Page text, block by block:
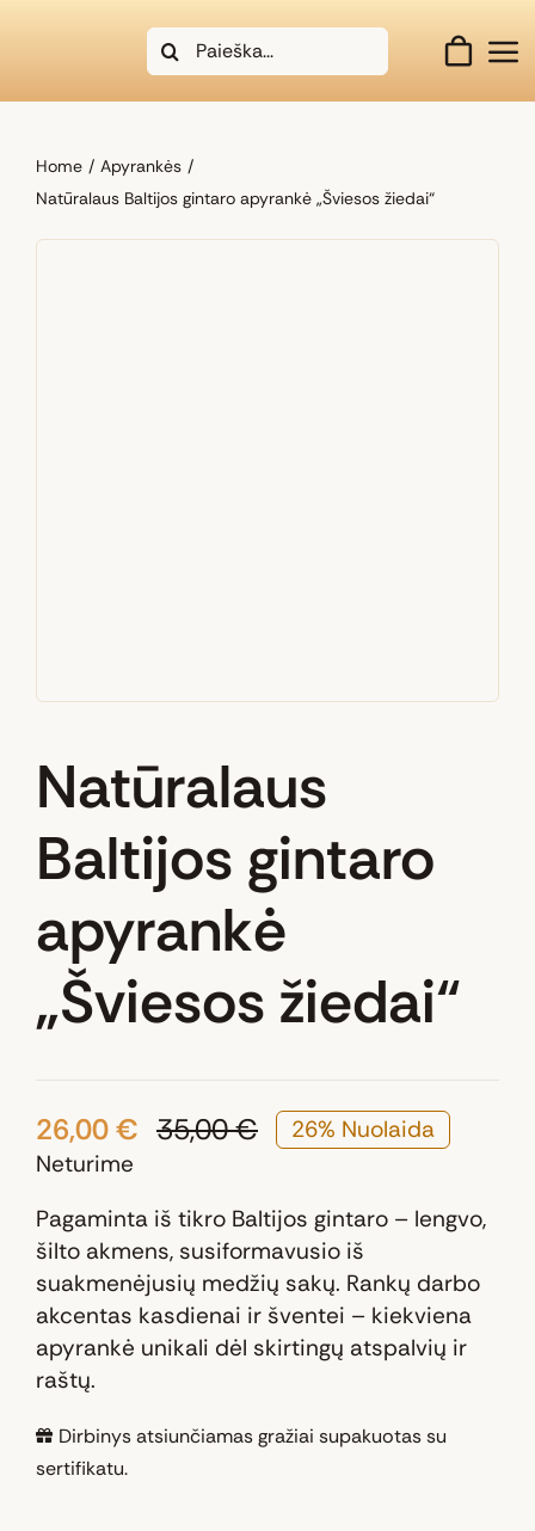
Search
for:
Home
Apyrankės
Natūralaus Baltijos gintaro apyrankė „Šviesos žiedai“
Natūralaus
Baltijos gintaro
apyrankė
„Šviesos žiedai“
35,00€Original
was:
35,00 €.
26,00€
Current
is:
26,00 €.
26% Nuolaida
Neturime
Pagaminta iš tikro Baltijos gintaro – lengvo,
šilto akmens, susiformavusio iš
suakmenėjusių medžių sakų. Rankų darbo
akcentas kasdienai ir šventei – kiekviena
apyrankė unikali dėl skirtingų atspalvių ir
raštų.
Dirbinys atsiunčiamas gražiai supakuotas su
sertifikatu.